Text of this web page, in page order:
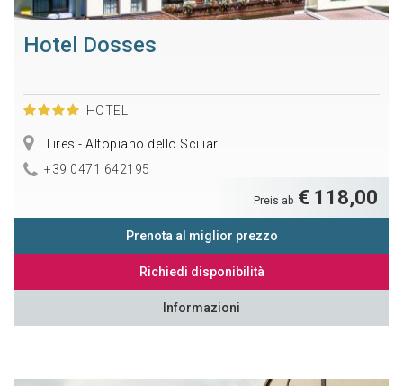
Hotel Dosses
HOTEL
Tires - Altopiano dello Sciliar
+39 0471 642195
Preis ab € 118,00
Prenota al miglior prezzo
Richiedi disponibilità
Informazioni